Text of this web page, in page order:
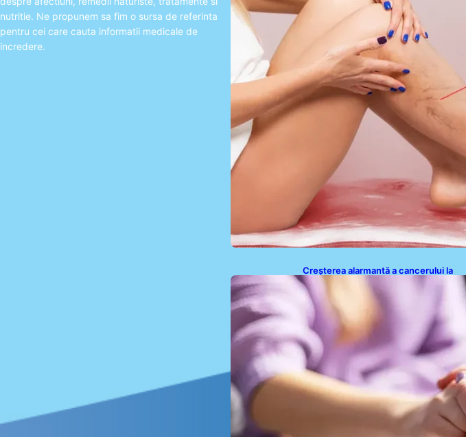
nutritie. Ne propunem sa fim o sursa de referinta
pentru cei care cauta informatii medicale de
incredere.
Creșterea alarmantă a cancerului la
tineri: o analiză detaliată a tendințelor
globale